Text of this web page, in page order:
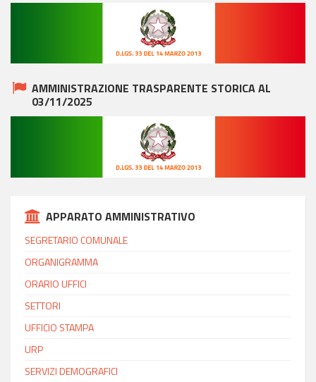
AMMINISTRAZIONE TRASPARENTE STORICA AL
03/11/2025
APPARATO AMMINISTRATIVO
SEGRETARIO COMUNALE
ORGANIGRAMMA
ORARIO UFFICI
SETTORI
UFFICIO STAMPA
URP
SERVIZI DEMOGRAFICI